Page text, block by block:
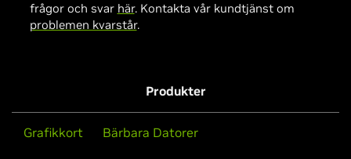
frågor och svar här. Kontakta vår kundtjänst om
problemen kvarstår.
Produkter
Grafikkort Bärbara Datorer